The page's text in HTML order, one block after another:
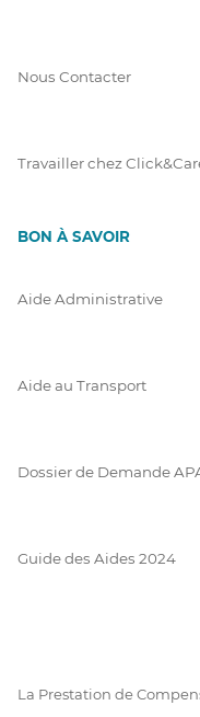
Nous Contacter
Travailler chez
BON À SAVOIR
Aide Administrative
Aide au Transport
Dossier de Demande
Guide des Aides 2024
La Prestation de